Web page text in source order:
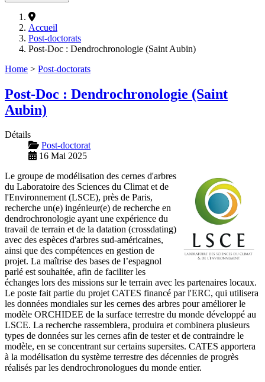
Accueil
Post-doctorats
Post-Doc : Dendrochronologie (Saint Aubin)
Home > Post-doctorats
Post-Doc : Dendrochronologie (Saint
Aubin)
Détails
Post-doctorat
16 Mai 2025
Le groupe de modélisation des cernes d'arbres
du Laboratoire des Sciences du Climat et de
l'Environnement (LSCE), près de Paris,
recherche un(e) ingénieur(e) de recherche en
dendrochronologie ayant une expérience du
travail de terrain et de la datation (crossdating)
avec des espèces d'arbres sud-américaines,
ainsi que des compétences en gestion de
projet. La maîtrise des bases de l’espagnol
parlé est souhaitée, afin de faciliter les
échanges lors des missions sur le terrain avec les partenaires locaux.
Le poste fait partie du projet CATES financé par l'ERC, qui utilisera
les données mondiales sur les cernes des arbres pour améliorer le
modèle ORCHIDEE de la surface terrestre du monde développé au
LSCE. La recherche rassemblera, produira et combinera plusieurs
types de données sur les cernes afin de tester et de contraindre le
modèle, en se concentrant sur certains supersites. CATES apportera
à la modélisation du système terrestre des décennies de progrès
réalisés par les dendrochronologues du monde entier.